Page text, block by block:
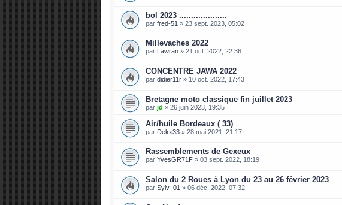
bol 2023 ....................
par fred-51 » 23 sept. 2023, 05:02
Millevaches 2022
par Lawran » 21 oct. 2022, 22:36
CONCENTRE JAWA 2022
par didier11r » 10 oct. 2022, 17:43
Bretagne moto classique fin juillet 2023
par jd » 26 juin 2023, 19:35
Air/huile Bordeaux ( 33)
par Dekx33 » 28 mai 2021, 21:17
Rassemblements de Gexeux
par YvesGR71F » 03 sept. 2022, 18:19
Salon du 2 Roues à Lyon du 23 au 26 février 2023
par Sylv_01 » 06 déc. 2022, 07:32